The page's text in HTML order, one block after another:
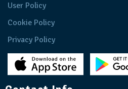
User Policy
Cookie Policy
Privacy Policy